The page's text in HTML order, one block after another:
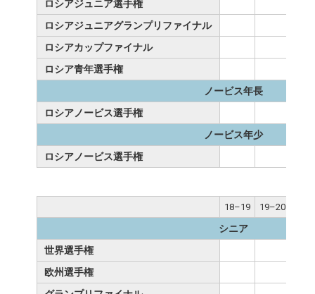
ロシアジュニア選手権
ロシアジュニアグランプリファイナル
ロシアカップファイナル
ロシア青年選手権
ノービス年長
ロシアノービス選手権
ノービス年少
ロシアノービス選手権
18–19 19–20
シニア
世界選手権
欧州選手権